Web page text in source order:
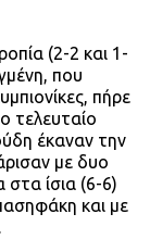
(2-2 και 1-
που
πήρε
τελευταίο
έκαναν την
με δυο
ίσια (6-6)
και με